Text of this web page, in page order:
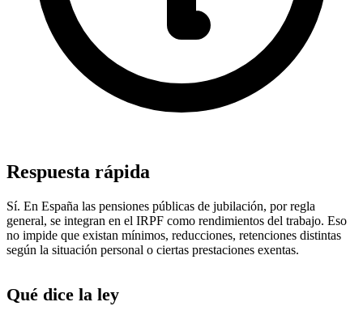
Respuesta rápida
Sí. En España las pensiones públicas de jubilación, por regla
general, se integran en el IRPF como rendimientos del trabajo. Eso
no impide que existan mínimos, reducciones, retenciones distintas
según la situación personal o ciertas prestaciones exentas.
Qué dice la ley